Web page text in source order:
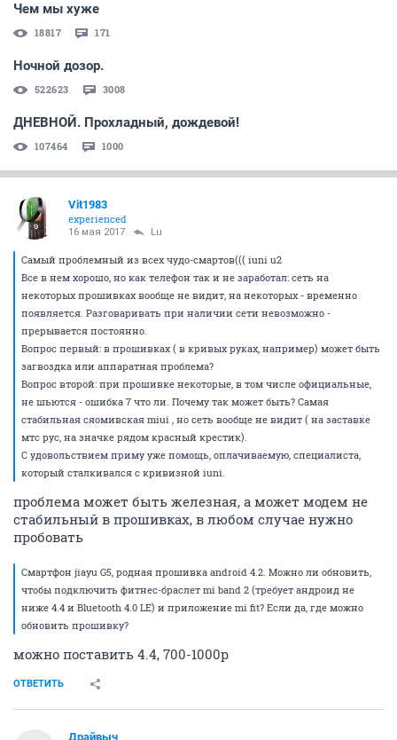
Чем мы хуже
18817 171
Ночной дозор.
522623 3008
ДНЕВНОЙ. Прохладный, дождевой!
107464 1000
Vit1983
experienced
16 мая 2017 Lu
Самый проблемный из всех чудо-смартов((( iuni u2
Все в нем хорошо, но как телефон так и не заработал: сеть на
некоторых прошивках вообще не видит, на некоторых - временно
появляется. Разговаривать при наличии сети невозможно -
прерывается постоянно.
Вопрос первый: в прошивках ( в кривых руках, например) может быть
загвоздка или аппаратная проблема?
Вопрос второй: при прошивке некоторые, в том числе официальные,
не шьются - ошибка 7 что ли. Почему так может быть? Самая
стабильная сяомивская miui , но сеть вообще не видит ( на заставке
мтс рус, на значке рядом красный крестик).
С удовольствием приму уже помощь, оплачиваемую, специалиста,
который сталкивался с кривизной iuni.
проблема может быть железная, а может модем не
стабильный в прошивках, в любом случае нужно
пробовать
Смартфон jiayu G5, родная прошивка android 4.2. Можно ли обновить,
чтобы подключить фитнес-браслет mi band 2 (требует андроид не
ниже 4.4 и Bluetooth 4.0 LE) и приложение mi fit? Если да, где можно
обновить прошивку?
можно поставить 4.4, 700-1000р
ОТВЕТИТЬ
Драйвыч